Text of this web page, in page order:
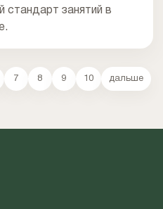
стандарт занятий в
7 8 9 10 дальше